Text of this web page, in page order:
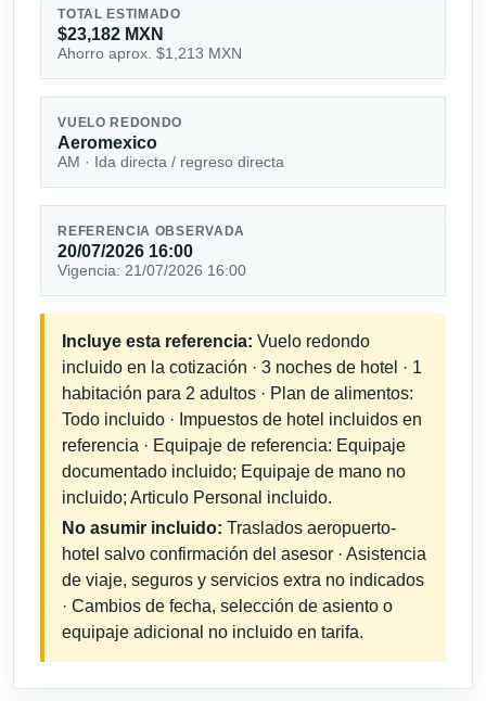
TOTAL ESTIMADO
$23,182 MXN
Ahorro aprox. $1,213 MXN
VUELO REDONDO
Aeromexico
AM · Ida directa / regreso directa
REFERENCIA OBSERVADA
20/07/2026 16:00
Vigencia: 21/07/2026 16:00
Incluye esta referencia: Vuelo redondo
incluido en la cotización · 3 noches de hotel · 1
habitación para 2 adultos · Plan de alimentos:
Todo incluido · Impuestos de hotel incluidos en
referencia · Equipaje de referencia: Equipaje
documentado incluido; Equipaje de mano no
incluido; Articulo Personal incluido.
No asumir incluido: Traslados aeropuerto-
hotel salvo confirmación del asesor · Asistencia
de viaje, seguros y servicios extra no indicados
· Cambios de fecha, selección de asiento o
equipaje adicional no incluido en tarifa.